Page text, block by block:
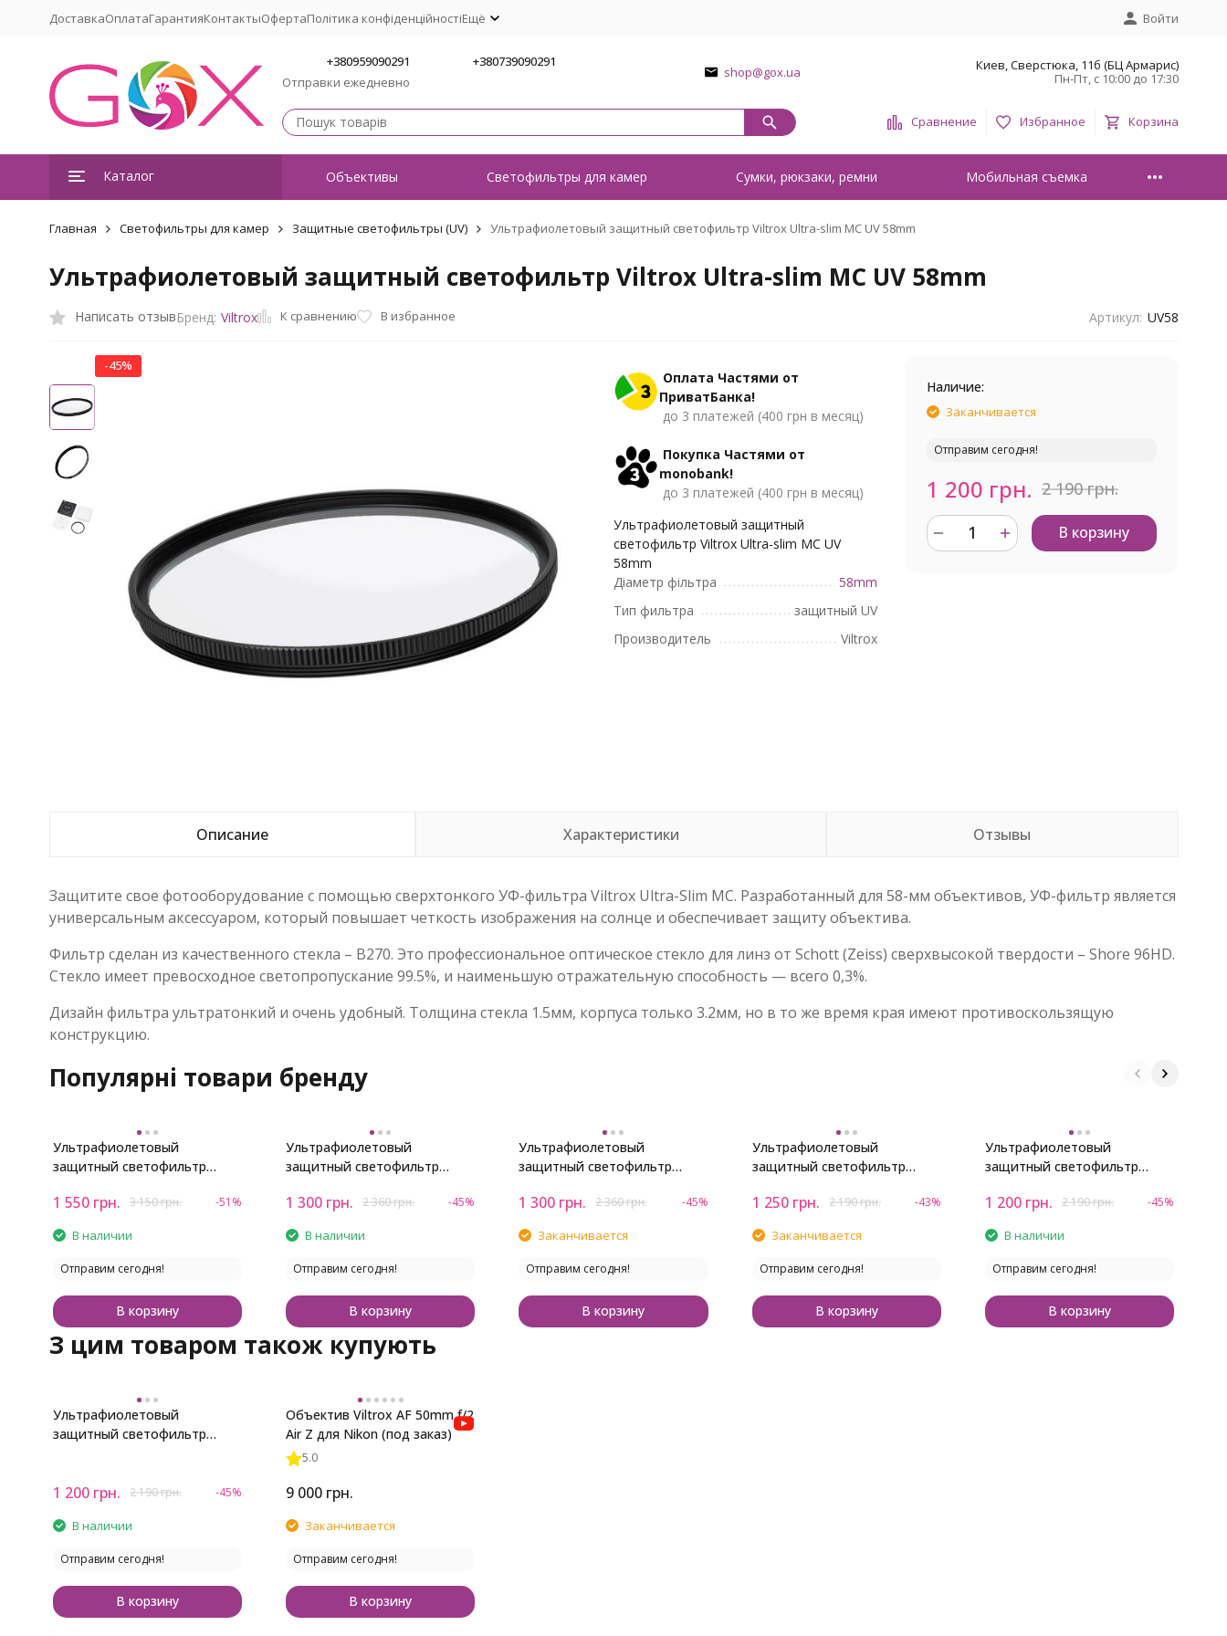
ДоставкаОплатаГарантияКонтактыОфертаПолітика конфіденційностіЕщё Войти
+380959090291
Отправки ежедневно
+380739090291
shop@gox.ua
Киев, Сверстюка, 11б (БЦ Армарис)
Пн-Пт, с 10:00 до 17:30
Сравнение Избранное Корзина
Каталог Объективы Светофильтры для камер Сумки, рюкзаки, ремни Мобильная съемка
Главная Светофильтры для камер Защитные светофильтры (UV) Ультрафиолетовый защитный светофильтр Viltrox Ultra-slim MC UV 58mm
Ультрафиолетовый защитный светофильтр Viltrox Ultra-slim MC UV 58mm
Написать отзывБренд: Viltrox К сравнению В избранное Артикул: UV58
-45%
Оплата Частями от
ПриватБанка!
до 3 платежей (400 грн в месяц)
Покупка Частями от
monobank!
до 3 платежей (400 грн в месяц)
Ультрафиолетовый защитный
светофильтр Viltrox Ultra-slim MC UV
58mm
Діаметр фільтра
58mm
Тип фильтра
защитный UV
Производитель
Viltrox
Наличие:
Заканчивается
Отправим сегодня!
1 200 грн. 2 190 грн.
В корзину
Описание Характеристики Отзывы
Защитите свое фотооборудование с помощью сверхтонкого УФ-фильтра Viltrox Ultra-Slim MC. Разработанный для 58-мм объективов, УФ-фильтр является
универсальным аксессуаром, который повышает четкость изображения на солнце и обеспечивает защиту объектива.
Фильтр сделан из качественного стекла – B270. Это профессиональное оптическое стекло для линз от Schott (Zeiss) сверхвысокой твердости – Shore 96HD.
Стекло имеет превосходное светопропускание 99.5%, и наименьшую отражательную способность — всего 0,3%.
Дизайн фильтра ультратонкий и очень удобный. Толщина стекла 1.5мм, корпуса только 3.2мм, но в то же время края имеют противоскользящую
конструкцию.
Популярні товари бренду
Ультрафиолетовый
защитный светофильтр
1 550 грн. 3 150грн. -51%
В наличии
Отправим сегодня!
В корзину
Ультрафиолетовый
защитный светофильтр
1 300 грн. 2 360грн. -45%
В наличии
Отправим сегодня!
В корзину
Ультрафиолетовый
защитный светофильтр
1 300 грн. 2 360грн. -45%
Заканчивается
Отправим сегодня!
В корзину
Ультрафиолетовый
защитный светофильтр
1 250 грн. 2 190грн. -43%
Заканчивается
Отправим сегодня!
В корзину
Ультрафиолетовый
защитный светофильтр
1 200 грн. 2 190грн. -45%
В наличии
Отправим сегодня!
В корзину
З цим товаром також купують
Ультрафиолетовый
защитный светофильтр
1 200 грн. 2 190грн. -45%
В наличии
Отправим сегодня!
В корзину
Объектив Viltrox AF 50mm f/2
Air Z для Nikon (под заказ)
5.0
9 000 грн.
Заканчивается
Отправим сегодня!
В корзину